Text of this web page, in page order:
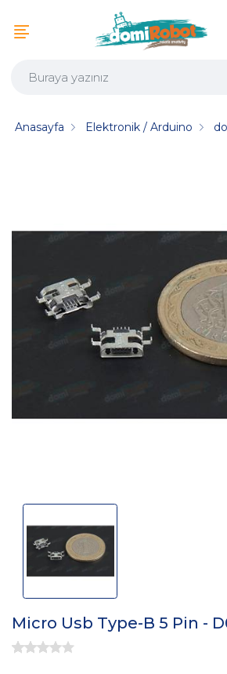
Anasayfa Elektronik / Arduino
Micro Usb Type-B 5 Pin -